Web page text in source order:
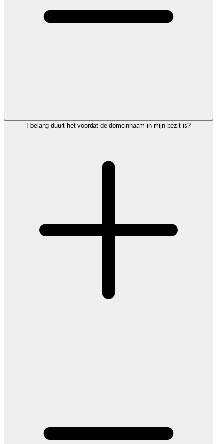
Hoelang duurt het voordat de domeinnaam in mijn bezit is?